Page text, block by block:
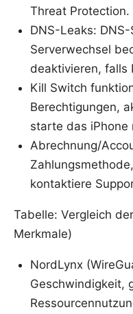
Threat Protection.
DNS-Leaks:
Serverwechsel
deaktivieren, falls
Kill Switch
Berechtigungen,
starte das iPhone
Abrechnung/
kontaktiere
Tabelle: Vergleich
Merkmale)
NordLynx
Geschwindigkeit,